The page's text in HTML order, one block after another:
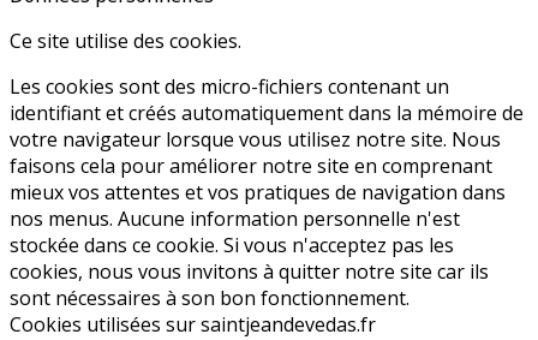
Ce site utilise des cookies.
Les cookies sont des micro-fichiers contenant un
identifiant et créés automatiquement dans la mémoire de
votre navigateur lorsque vous utilisez notre site. Nous
faisons cela pour améliorer notre site en comprenant
mieux vos attentes et vos pratiques de navigation dans
nos menus. Aucune information personnelle n'est
stockée dans ce cookie. Si vous n'acceptez pas les
cookies, nous vous invitons à quitter notre site car ils
sont nécessaires à son bon fonctionnement.
Cookies utilisées sur saintjeandevedas.fr